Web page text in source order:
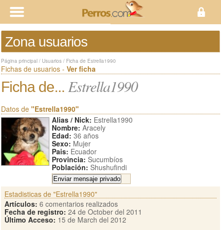
Zona usuarios
Página principal / Usuarios / Ficha de Estrella1990
Fichas de usuarios - Ver ficha
Ficha de... Estrella1990
Datos de "Estrella1990"
Alias / Nick: Estrella1990
Nombre: Aracely
Edad: 36 años
Sexo: Mujer
Pais: Ecuador
Provincia: Sucumbíos
Población: Shushufindi
Estadisticas de "Estrella1990"
Artículos: 6 comentarios realizados
Fecha de registro: 24 de October del 2011
Último Acceso: 15 de March del 2012